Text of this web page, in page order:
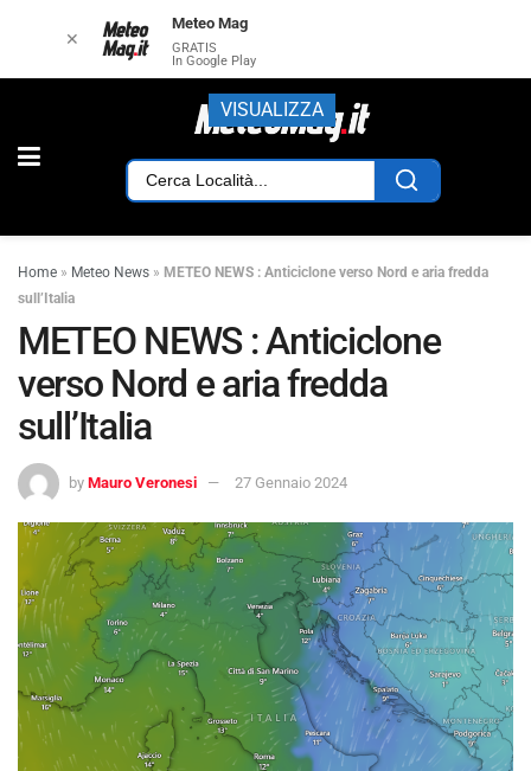
Home » Meteo News » METEO NEWS : Anticiclone verso Nord e aria fredda
sull’Italia
METEO NEWS : Anticiclone
verso Nord e aria fredda
sull’Italia
by Mauro Veronesi 27 Gennaio 2024
✕
Meteo Mag
GRATIS
In Google Play
VISUALIZZA